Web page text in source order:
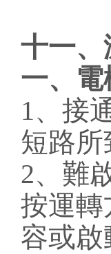
十一、
一、
1、接
短路所
2、難
按運轉
容或